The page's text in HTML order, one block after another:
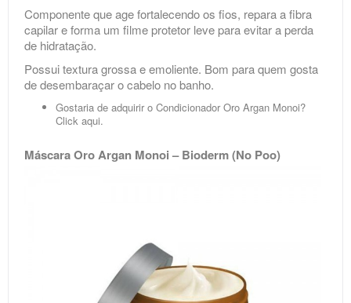
Componente que age fortalecendo os fios, repara a fibra
capilar e forma um filme protetor leve para evitar a perda
de hidratação.
Possui textura grossa e emoliente. Bom para quem gosta
de desembaraçar o cabelo no banho.
Gostaria de adquirir o Condicionador Oro Argan Monoi?
Click aqui.
Máscara Oro Argan Monoi – Bioderm (No Poo)